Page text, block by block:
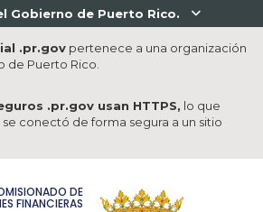
Gobierno de Puerto Rico. 
.pr.govpertenece a una organización
de Puerto Rico.
.pr.gov usan HTTPS, lo que
conectó de forma segura a un sitio
DE
FINANCIERAS